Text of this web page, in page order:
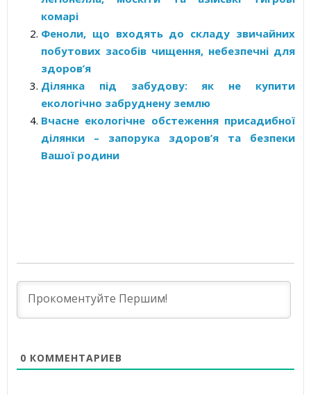
комарі
Феноли, що входять до складу звичайних
побутових засобів чищення, небезпечні для
здоров’я
Ділянка під забудову: як не купити
екологічно забруднену землю
Вчасне екологічне обстеження присадибної
ділянки – запорука здоров’я та безпеки
Вашої родини
0 КОММЕНТАРИЕВ